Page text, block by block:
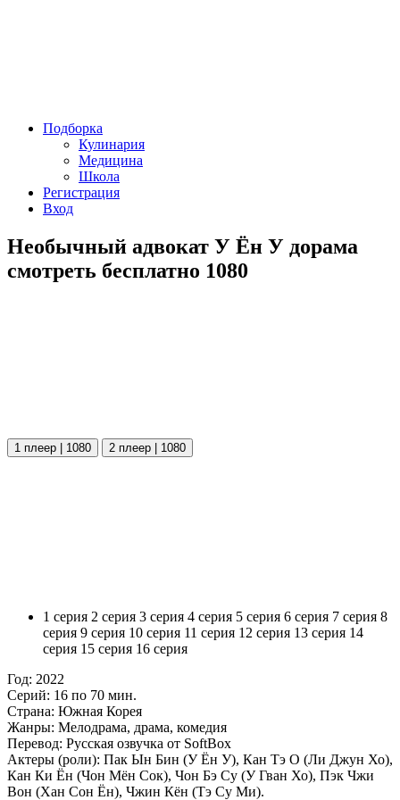
Подборка
Кулинария
Медицина
Школа
Регистрация
Вход
Необычный адвокат У Ён У дорама
смотреть бесплатно 1080
1 плеер | 1080 2 плеер | 1080
1 серия 2 серия 3 серия 4 серия 5 серия 6 серия 7 серия 8
серия 9 серия 10 серия 11 серия 12 серия 13 серия 14
серия 15 серия 16 серия
Год: 2022
Серий: 16 по 70 мин.
Страна: Южная Корея
Жанры: Мелодрама, драма, комедия
Перевод: Русская озвучка от SoftBox
Актеры (роли): Пак Ын Бин (У Ён У), Кан Тэ О (Ли Джун Хо),
Кан Ки Ён (Чон Мён Сок), Чон Бэ Су (У Гван Хо), Пэк Чжи
Вон (Хан Сон Ён), Чжин Кён (Тэ Су Ми).